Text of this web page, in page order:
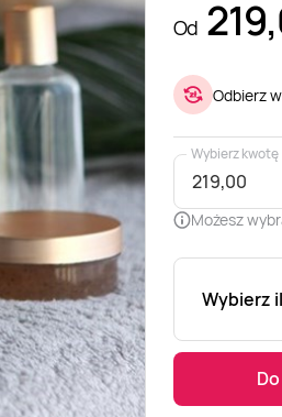
Od
Odbierz
Wybierz kwotę
Możesz
Wybierz